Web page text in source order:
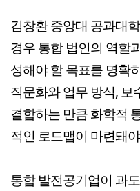
김창환 중앙대 공과대
경우 통합 법인의 역할
성해야 할 목표를 명확
직문화와 업무 방식, 보
결합하는 만큼 화학적
적인 로드맵이 마련돼
통합 발전공기업이 과